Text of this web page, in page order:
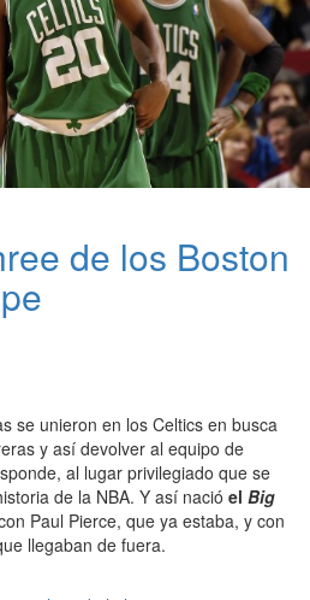
de los Boston
se unieron en los Celtics en busca
y así devolver al equipo de
al lugar privilegiado que se
de la NBA. Y así nació el Big
Paul Pierce, que ya estaba, y con
llegaban de fuera.